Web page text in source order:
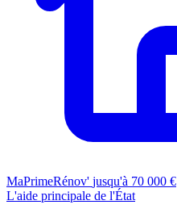
MaPrimeRénov' jusqu'à 70 000 €
L'aide principale de l'État